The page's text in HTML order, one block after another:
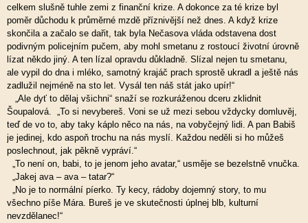
celkem slušně tuhle zemi z finanční krize. A dokonce za té krize byl
poměr důchodu k průměrné mzdě příznivější než dnes. A když krize
skončila a začalo se dařit, tak byla Nečasova vláda odstavena dost
podivným policejním pučem, aby mohl smetanu z rostoucí životní úrovně
lízat někdo jiný. A ten lízal opravdu důkladně. Slízal nejen tu smetanu,
ale vypil do dna i mléko, samotný krajáč prach sprostě ukradl a ještě nás
zadlužil nejméně na sto let. Vysál ten náš stát jako upír!“
„Ale dyť to dělaj všichni“ snaží se rozkuráženou dceru zklidnit
Šoupalová. „To si nevybereš. Voni se už mezi sebou vždycky domluvěj,
teď de vo to, aby taky káplo něco na nás, na vobyčejný lidi. A pan Babiš
je jedinej, kdo aspoň trochu na nás myslí. Každou neděli si ho můžeš
poslechnout, jak pěkně vypráví.“
„To není on, babi, to je jenom jeho avatar,“ usměje se bezelstně vnučka.
„Jakej ava – ava – tatar?“
„No je to normální píerko. Ty kecy, rádoby dojemný story, to mu
všechno píše Mára. Bureš je ve skutečnosti úplnej blb, kulturní
nevzdělanec!“